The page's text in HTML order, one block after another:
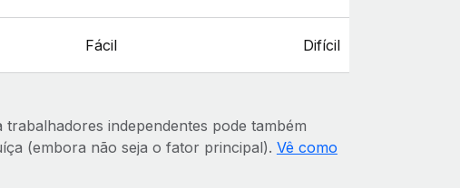
Fácil Difícil
independentes pode também
(embora não seja o fator principal). Vê como